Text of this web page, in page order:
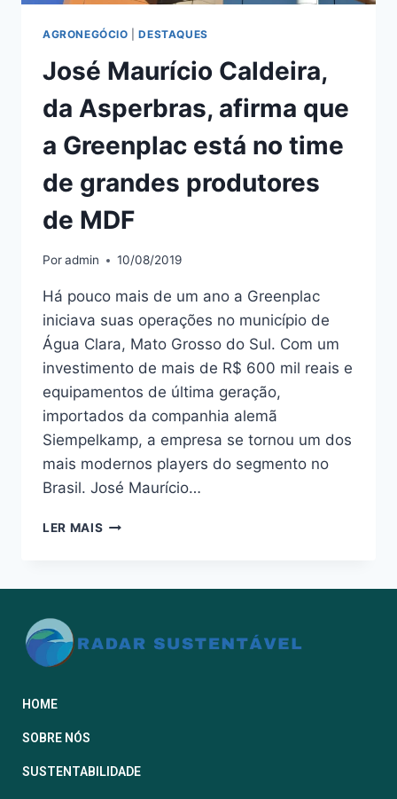
AGRONEGÓCIO |DESTAQUES
José Maurício Caldeira,
da Asperbras, afirma que
a Greenplac está no time
de grandes produtores
de MDF
Poradmin 10/08/2019
Há pouco mais de um ano a Greenplac
iniciava suas operações no município de
Água Clara, Mato Grosso do Sul. Com um
investimento de mais de R$ 600 mil reais e
equipamentos de última geração,
importados da companhia alemã
Siempelkamp, a empresa se tornou um dos
mais modernos players do segmento no
Brasil. José Maurício…
LER MAIS
HOME
SOBRE NÓS
SUSTENTABILIDADE